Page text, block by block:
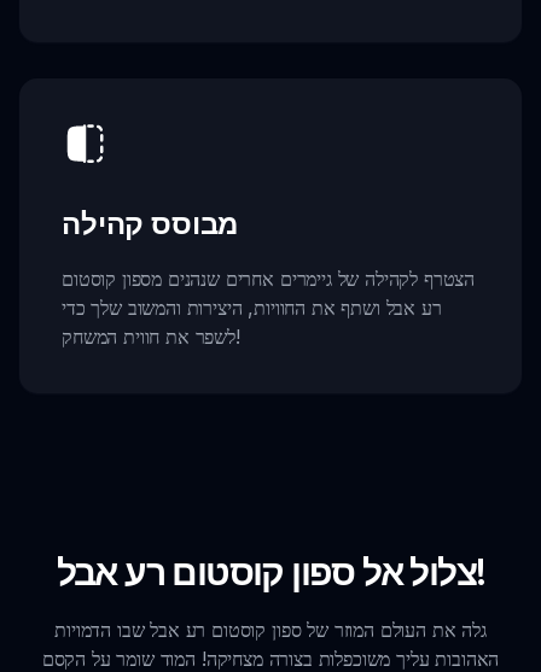
מבוסס קהילה
הצטרף לקהילה של גיימרים אחרים שנהנים מספון קוסטום
רע אבל ושתף את החוויות, היצירות והמשוב שלך כדי
לשפר את חווית המשחק!
צלול אל ספון קוסטום רע אבל!
גלה את העולם המוזר של ספון קוסטום רע אבל שבו הדמויות
האהובות עליך משוכפלות בצורה מצחיקה! המוד שומר על הקסם